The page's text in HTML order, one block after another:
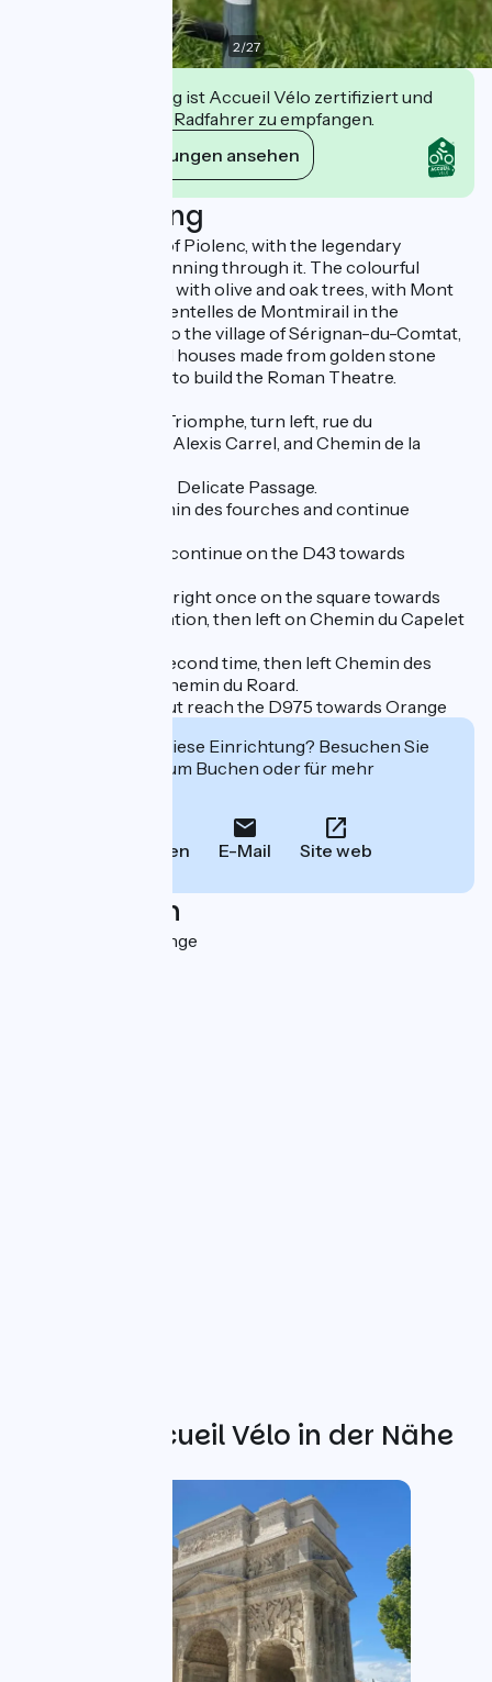
2/27
Diese Einrichtung ist Accueil Vélo zertifiziert und
verpflichtet sich, Radfahrer zu empfangen.
Ihre Verpflichtungen ansehen
Beschreibung
Visit to the village of Piolenc, with the legendary
Nationale 7 road running through it. The colourful
vineyards alternate with olive and oak trees, with Mont
Ventoux and the Dentelles de Montmirail in the
background. Visit to the village of Sérignan-du-Comtat,
with fine Provençal houses made from golden stone
from quarries used to build the Roman Theatre.
a. After the Arc de Triomphe, turn left, rue du
Bourbonnais, then Alexis Carrel, and Chemin de la
b. Take the Bridge – Delicate Passage.
c. Turn left on chemin des fourches and continue
d. Once in Piolenc, continue on the D43 towards
e. At Sérignan, turn right once on the square towards
Avenue de la Libération, then left on Chemin du Capelet
f. Cross D43 for a second time, then left Chemin des
Parties and right Chemin du Roard.
g. At the roundabout reach the D975 towards Orange
Interessiert Sie diese Einrichtung? Besuchen Sie
deren Website zum Buchen oder für mehr
Anrufen E-Mail Site web
Localisation
Orange 84100 Orange
Weitere Accueil Vélo in der Nähe